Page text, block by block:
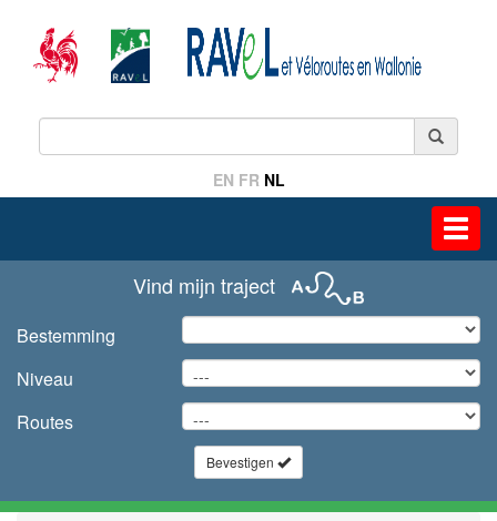
EN FR NL
Vind mijn traject
Bestemming
Niveau
Routes
Bevestigen